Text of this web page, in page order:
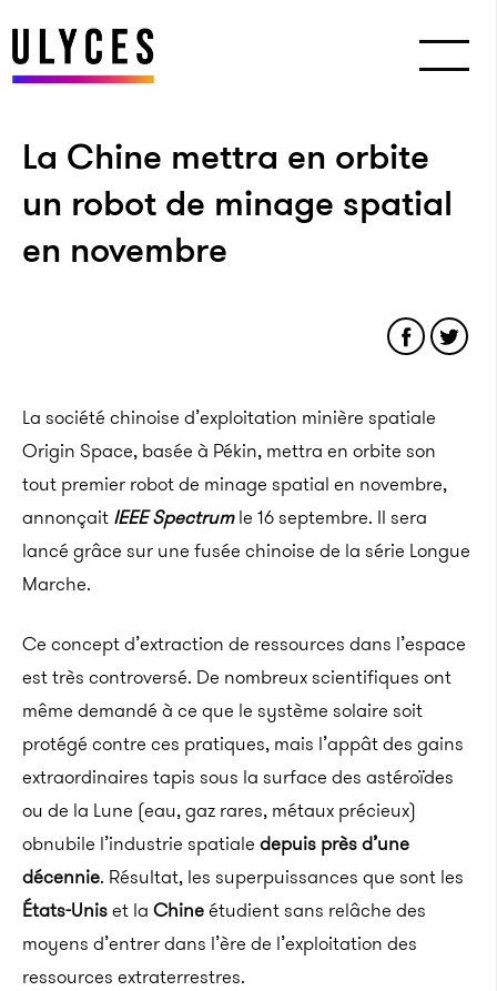
La Chine mettra en orbite
un robot de minage spatial
en novembre
La société chinoise d’exploitation minière spatiale
Origin Space, basée à Pékin, mettra en orbite son
tout premier robot de minage spatial en novembre,
annonçait IEEE Spectrumle 16 septembre. Il sera
lancé grâce sur une fusée chinoise de la série Longue
Marche.
Ce concept d’extraction de ressources dans l’espace
est très controversé. De nombreux scientifiques ont
même demandé à ce que le système solaire soit
protégé contre ces pratiques, mais l’appât des gains
extraordinaires tapis sous la surface des astéroïdes
ou de la Lune (eau, gaz rares, métaux précieux)
obnubile l’industrie spatiale depuis près d’une
décennie. Résultat, les superpuissances que sont les
États-Uniset la Chineétudient sans relâche des
moyens d’entrer dans l’ère de l’exploitation des
ressources extraterrestres.